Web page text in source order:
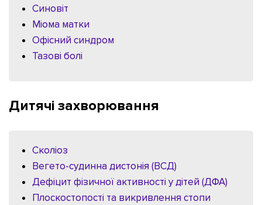
Синовіт
Міома матки
Офісний синдром
Тазові болі
Дитячі захворювання
Сколіоз
Вегето-судинна дистонія (ВСД)
Дефіцит фізичної активності у дітей (ДФА)
Плоскостопості та викривлення стопи